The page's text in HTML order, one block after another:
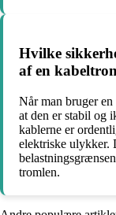
Hvilke
af en
Når man bruger
at den er stabil og
kablerne er
elektriske ulykker.
tromlen.